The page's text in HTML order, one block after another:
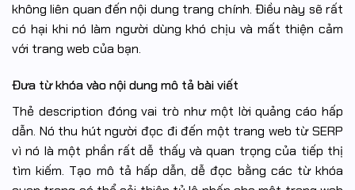
không liên quan đến nội dung trang chính. Điều này sẽ rất
có hại khi nó làm người dùng khó chịu và mất thiện cảm
với trang web của bạn.
Đưa từ khóa vào nội dung mô tả bài viết
Thẻ description đóng vai trò như một lời quảng cáo hấp
dẫn. Nó thu hút người đọc đi đến một trang web từ SERP
vì nó là một phần rất dễ thấy và quan trọng của tiếp thị
tìm kiếm. Tạo mô tả hấp dẫn, dễ đọc bằng các từ khóa